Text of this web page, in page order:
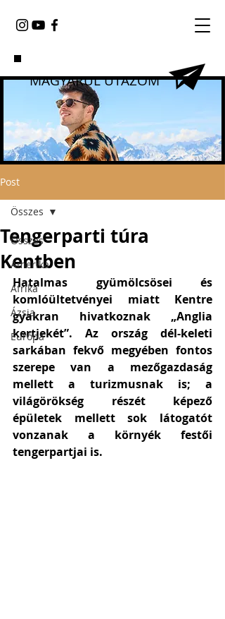
MAGYARUL UTAZOM
Post
Összes
Amerika
Afrika
Ázsia
Európa
Összes
Tengerparti túra
Kentben
Hatalmas gyümölcsösei és
komlóültetvényei miatt Kentre
gyakran hivatkoznak „Anglia
kertjekét”. Az ország dél-keleti
sarkában fekvő megyében fontos
szerepe van a mezőgazdaság
mellett a turizmusnak is; a
világörökség részét képező
épületek mellett sok látogatót
vonzanak a környék festői
tengerpartjai is.